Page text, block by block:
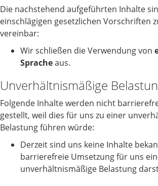
Die nachstehend aufgeführten Inhalte
einschlägigen gesetzlichen Vorschriften
vereinbar:
Wir schließen die Verwendung von
Spracheaus.
Unverhältnismäßige
Folgende Inhalte werden nicht
gestellt, weil dies für uns zu einer
Belastung führen würde:
Derzeit sind uns keine Inhalte
barrierefreie Umsetzung für uns
unverhältnismäßige Belastung